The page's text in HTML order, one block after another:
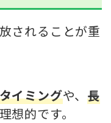
されることが重
イミングや、長
想的です。